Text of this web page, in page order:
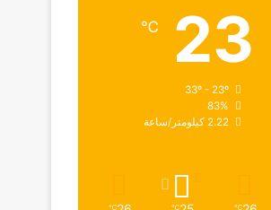
23
℃
83%
2.22 كيلومتر/ساعة
℃
℃
℃